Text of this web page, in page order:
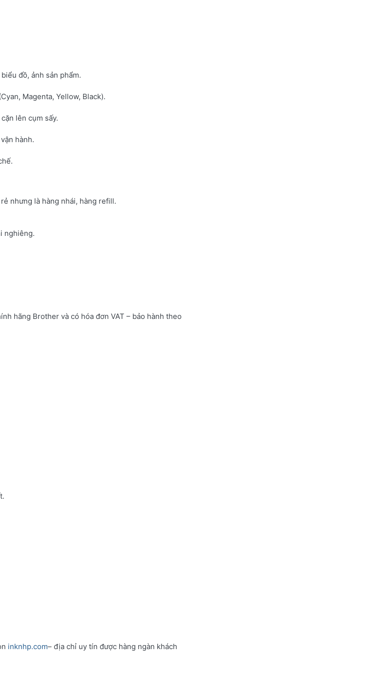
đồ, ảnh sản phẩm.
Magenta, Yellow, Black).
lên cụm sấy.
hành.
nhưng là hàng nhái, hàng refill.
nghiêng.
hãng Brother và có hóa đơn VAT – bảo hành theo
inknhp.com– địa chỉ uy tín được hàng ngàn khách